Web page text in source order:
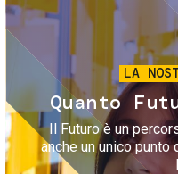
LA
Quanto
Il Futuro è un
anche un unico punto